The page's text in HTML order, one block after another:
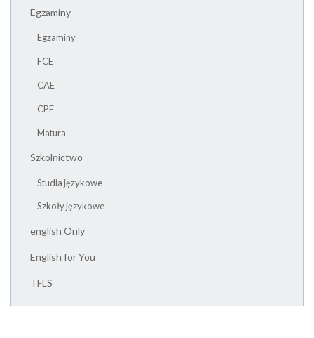
Egzaminy
Egzaminy
FCE
CAE
CPE
Matura
Szkolnictwo
Studia językowe
Szkoły językowe
english Only
English for You
TFLS